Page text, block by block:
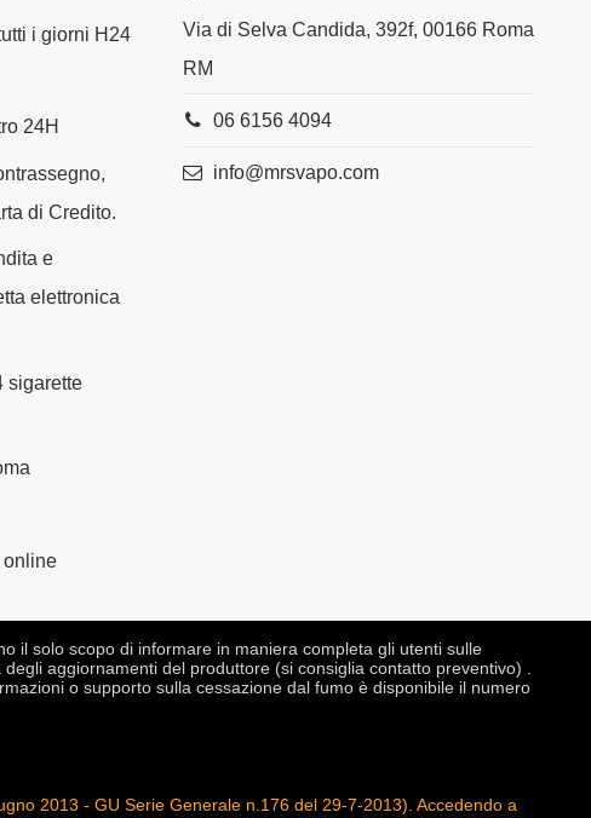
i giorni H24
24H
di Credito.
e
elettronica
sigarette
online
Via di Selva Candida, 392f, 00166 Roma
RM
06 6156 4094
info@mrsvapo.com
il solo scopo di informare in maniera completa gli utenti sulle
aggiornamenti del produttore (si consiglia contatto preventivo) .
o supporto sulla cessazione dal fumo è disponibile il numero
2013 - GU Serie Generale n.176 del 29-7-2013). Accedendo a